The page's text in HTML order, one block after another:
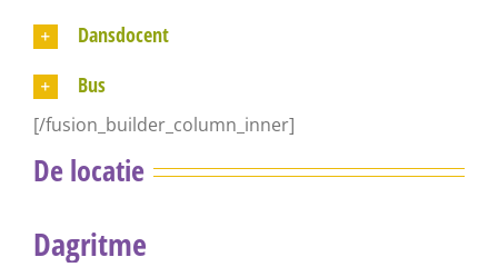
Dansdocent
Bus
[/fusion_builder_column_inner]
De locatie
Dagritme